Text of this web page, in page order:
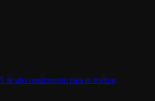
de alto rendimiento para el trading